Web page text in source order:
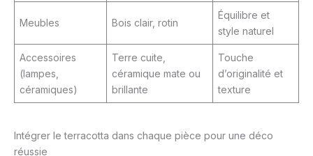
Meubles Bois clair, rotin
Équilibre et
style naturel
Accessoires
(lampes,
céramiques)
Terre cuite,
céramique mate ou
brillante
Touche
d’originalité et
texture
Intégrer le terracotta dans chaque pièce pour une déco
réussie